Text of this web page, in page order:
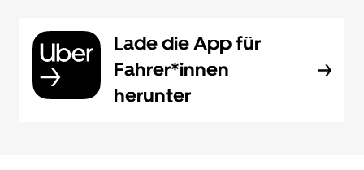
Lade die App für
Fahrer*innen
herunter